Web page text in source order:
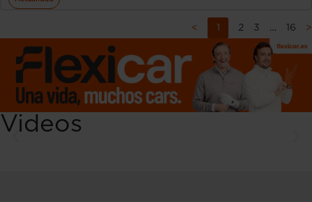
< 1 2 3 … 16 >
Videos